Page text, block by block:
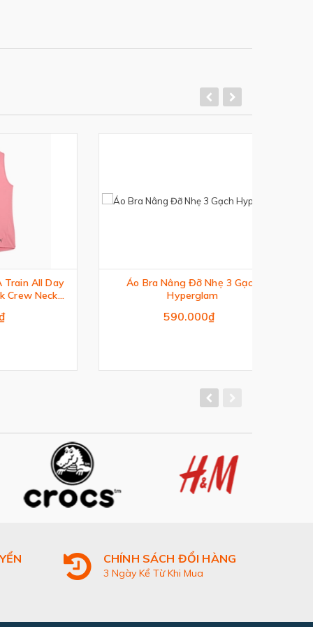
Day
Áo Bra Nâng Đỡ Nhẹ 3 Gạch
Hyperglam
590.000₫
CHÍNH SÁCH ĐỔI HÀNG
3 Ngày Kể Từ Khi Mua